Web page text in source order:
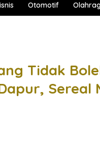
Otomotif
Tidak
Sereal